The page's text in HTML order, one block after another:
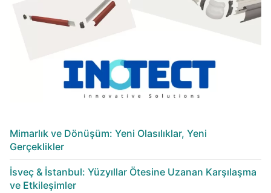
Mimarlık ve Dönüşüm: Yeni Olasılıklar, Yeni
Gerçeklikler
İsveç & İstanbul: Yüzyıllar Ötesine Uzanan Karşılaşma
ve Etkileşimler